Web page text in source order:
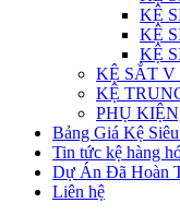
KỆ
KỆ
KỆ
KỆ SẮT V
KỆ
PHỤ
Bảng Giá Kệ
Tin tức kệ hàng
Dự Án Đã Hoàn
Liên hệ